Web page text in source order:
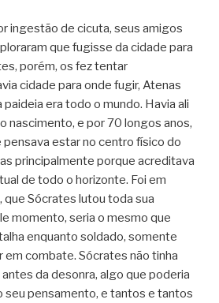
ingestão de cicuta, seus amigos
que fugisse da cidade para
porém, os fez tentar
cidade para onde fugir, Atenas
paideia era todo o mundo. Havia ali
nascimento, e por 70 longos anos,
estar no centro físico do
principalmente porque acreditava
de todo o horizonte. Foi em
que Sócrates lutou toda sua
momento, seria o mesmo que
enquanto soldado, somente
combate. Sócrates não tinha
da desonra, algo que poderia
seu pensamento, e tantos e tantos